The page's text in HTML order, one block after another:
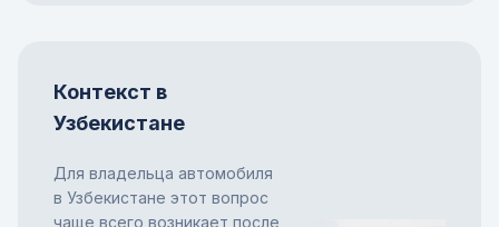
Контекст в
Узбекистане
Для владельца автомобиля
в Узбекистане этот вопрос
чаще всего возникает после